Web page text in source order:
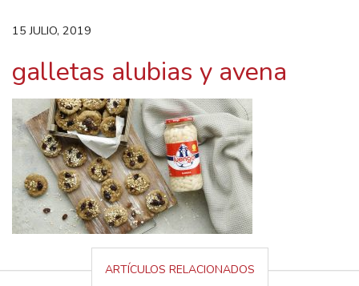
15 JULIO, 2019
galletas alubias y avena
ARTÍCULOS RELACIONADOS